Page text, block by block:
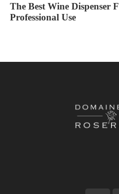
The Best Wine Dispenser
Professional Use